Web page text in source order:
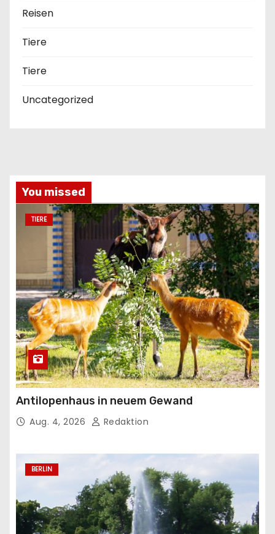
Reisen
Tiere
Tiere
Uncategorized
You missed
TIERE
Antilopenhaus in neuem Gewand
Aug. 4, 2026 Redaktion
BERLIN